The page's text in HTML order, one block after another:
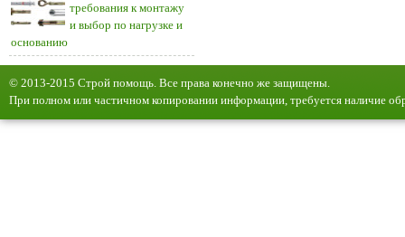
требования к монтажу
и выбор по нагрузке и
основанию
© 2013-2015 Строй помощь. Все права конечно же защищены.
При полном или частичном копировании информации, требуется наличие